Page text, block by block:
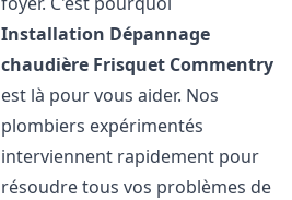
Installation Dépannage
chaudière Frisquet Commentry
est là pour vous aider. Nos
plombiers expérimentés
interviennent rapidement pour
résoudre tous vos problèmes de